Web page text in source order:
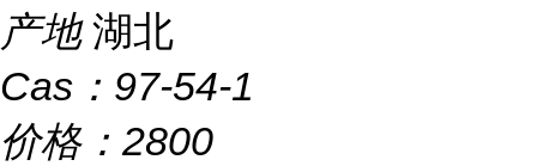
产地 湖北
Cas： 97-54-1
价格： 2800